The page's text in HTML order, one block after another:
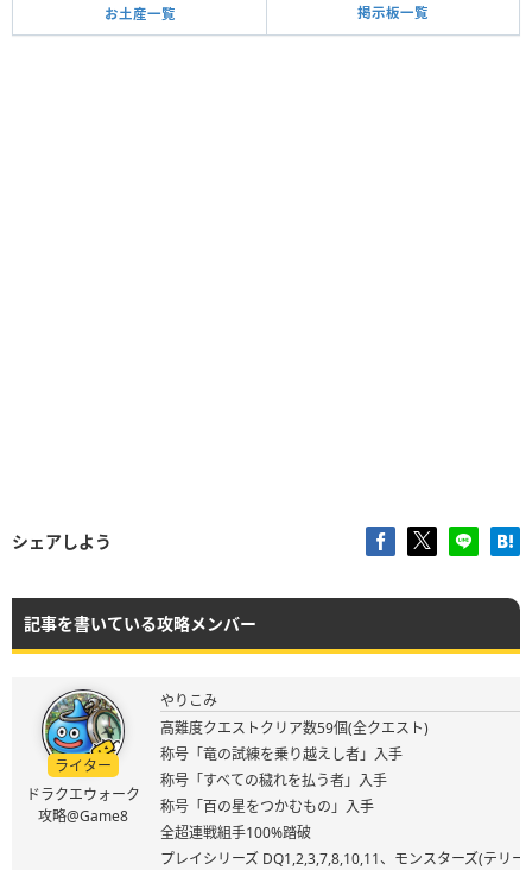
お土産一覧 掲示板一覧
シェアしよう
記事を書いている攻略メンバー
ライター
ドラクエウォーク
攻略@Game8
やりこみ
高難度クエストクリア数59個(全クエスト)
称号「竜の試練を乗り越えし者」入手
称号「すべての穢れを払う者」入手
称号「百の星をつかむもの」入手
全超連戦組手100%踏破
プレイシリーズ DQ1,2,3,7,8,10,11、モンスターズ(テリ